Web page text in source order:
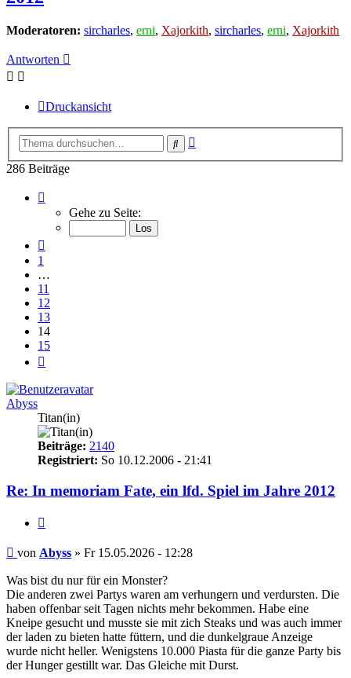
Moderatoren: sircharles, erni, Xajorkith, sircharles, erni, Xajorkith
Antworten
Druckansicht
Suche
286 Beiträge
14
von
Gehe zu Seite:
1
…
11
12
13
14
15
Abyss
Titan(in)
Beiträge: 2140
Registriert: So 10.12.2006 - 21:41
Re: In memoriam Fate, ein lfd. Spiel im Jahre 2012
Beitrag
von Abyss » Fr 15.05.2026 - 12:28
Was bist du nur für ein Monster?
Die anderen zwei Partys waren am verhungern und verdursten. Die
haben offenbar seit Tagen nichts mehr bekommen. Habe eine
Kneipe gesucht und musste sie mit zich Steaks und was auch immer
der laden zu bieten hatte füttern, und die dunkelgraue Anzeige
wurde nicht heller. Wenigstens 10.000 Piasta für die ganze Party bis
der Hunger gestillt war. Das Gleiche mit Durst.